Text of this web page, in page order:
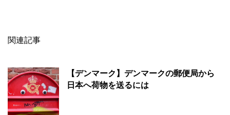
関連記事
【デンマーク】デンマークの郵便局から
日本へ荷物を送るには